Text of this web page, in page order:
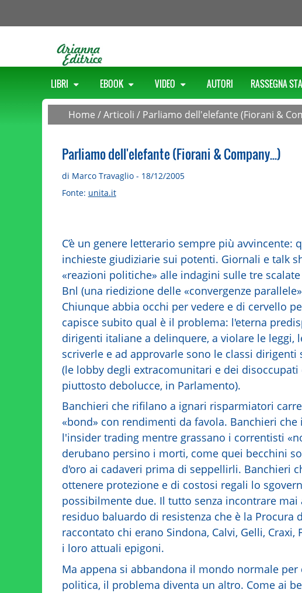
LIBRI EBOOK VIDEO AUTORI RASSEGNA
Home /Articoli / Parliamo dell'elefante (Fiorani &
Parliamo dell'elefante (Fiorani & Company...)
di Marco Travaglio - 18/12/2005
Fonte: unita.it
C’è un genere letterario sempre più
inchieste giudiziarie sui potenti. Giornali e talk
«reazioni politiche» alle indagini sulle tre
Bnl (una riedizione delle «convergenze
Chiunque abbia occhi per vedere e di cervello
capisce subito qual è il problema: l'eterna
dirigenti italiane a delinquere, a violare le leggi,
scriverle e ad approvarle sono le classi
(le lobby degli extracomunitari e dei
piuttosto debolucce, in Parlamento).
Banchieri che rifilano a ignari risparmiatori
«bond» con rendimenti da favola. Banchieri
l'insider trading mentre grassano i correntisti
derubano persino i morti, come quei becchini
d'oro ai cadaveri prima di seppellirli. Banchieri
ottenere protezione e di costosi regali lo
possibilmente due. Il tutto senza incontrare
residuo baluardo di resistenza che è la Procura
raccontato chi erano Sindona, Calvi, Gelli,
i loro attuali epigoni.
Ma appena si abbandona il mondo normale
politica, il problema diventa un altro. Come ai